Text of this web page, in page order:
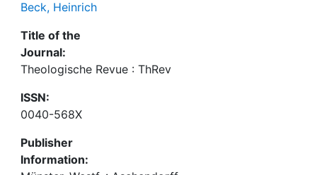
Beck, Heinrich
Title of the
Journal:
Theologische Revue : ThRev
ISSN:
0040-568X
Publisher
Information: